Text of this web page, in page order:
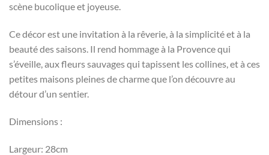
scène bucolique et joyeuse.
Ce décor est une invitation à la rêverie, à la simplicité et à la
beauté des saisons. Il rend hommage à la Provence qui
s’éveille, aux fleurs sauvages qui tapissent les collines, et à ces
petites maisons pleines de charme que l’on découvre au
détour d’un sentier.
Dimensions :
Largeur: 28cm